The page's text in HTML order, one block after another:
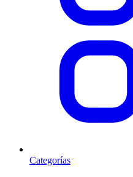
Categorías